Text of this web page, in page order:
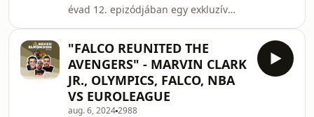
évad 12. epizódjában egy exkluzív
tudhatsz meg, amiről még egyik
interjújában sem beszélt. Tartsatok
velünk ebben az adásban is!
"FALCO REUNITED THE
AVENGERS" - MARVIN CLARK
JR., OLYMPICS, FALCO, NBA
VS EUROLEAGUE
aug. 6, 20242988